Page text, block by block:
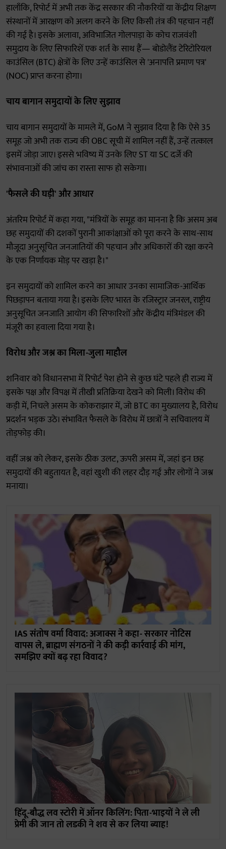
हालाँकि, रिपोर्ट में अभी तक केंद्र सरकार की नौकरियों या केंद्रीय शिक्षण
संस्थानों में आरक्षण को अलग करने के लिए किसी तंत्र की पहचान नहीं
की गई है। इसके अलावा, अविभाजित गोलपाड़ा के कोच राजवंशी
समुदाय के लिए सिफारिशें एक शर्त के साथ हैं— बोडोलैंड टेरिटोरियल
काउंसिल (BTC) क्षेत्रों के लिए उन्हें काउंसिल से 'अनापत्ति प्रमाण पत्र'
(NOC) प्राप्त करना होगा।
चाय बागान समुदायों के लिए सुझाव
चाय बागान समुदायों के मामले में, GoM ने सुझाव दिया है कि ऐसे 35
समूह जो अभी तक राज्य की OBC सूची में शामिल नहीं हैं, उन्हें तत्काल
इसमें जोड़ा जाए। इससे भविष्य में उनके लिए ST या SC दर्जे की
संभावनाओं की जांच का रास्ता साफ हो सकेगा।
'फैसले की घड़ी' और आधार
अंतरिम रिपोर्ट में कहा गया, "मंत्रियों के समूह का मानना है कि असम अब
छह समुदायों की दशकों पुरानी आकांक्षाओं को पूरा करने के साथ-साथ
मौजूदा अनुसूचित जनजातियों की पहचान और अधिकारों की रक्षा करने
के एक निर्णायक मोड़ पर खड़ा है।"
इन समुदायों को शामिल करने का आधार उनका सामाजिक-आर्थिक
पिछड़ापन बताया गया है। इसके लिए भारत के रजिस्ट्रार जनरल, राष्ट्रीय
अनुसूचित जनजाति आयोग की सिफारिशों और केंद्रीय मंत्रिमंडल की
मंजूरी का हवाला दिया गया है।
विरोध और जश्न का मिला-जुला माहौल
शनिवार को विधानसभा में रिपोर्ट पेश होने से कुछ घंटे पहले ही राज्य में
इसके पक्ष और विपक्ष में तीखी प्रतिक्रिया देखने को मिली। विरोध की
कड़ी में, निचले असम के कोकराझार में, जो BTC का मुख्यालय है, विरोध
प्रदर्शन भड़क उठे। संभावित फैसले के विरोध में छात्रों ने सचिवालय में
तोड़फोड़ की।
वहीं जश्न को लेकर, इसके ठीक उलट, ऊपरी असम में, जहां इन छह
समुदायों की बहुतायत है, वहां खुशी की लहर दौड़ गई और लोगों ने जश्न
मनाया।
IAS संतोष वर्मा विवाद: अजाक्स ने कहा- सरकार नोटिस
वापस ले, ब्राह्मण संगठनों ने की कड़ी कार्रवाई की मांग,
समझिए क्यों बढ़ रहा विवाद?
हिंदू-बौद्ध लव स्टोरी में ऑनर किलिंग: पिता-भाइयों ने ले ली
प्रेमी की जान तो लडकी ने शव से कर लिया ब्याह!